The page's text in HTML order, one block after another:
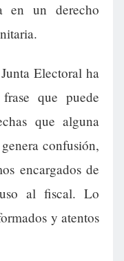
en un derecho
Electoral ha
que puede
que alguna
confusión,
encargados de
al fiscal. Lo
y atentos